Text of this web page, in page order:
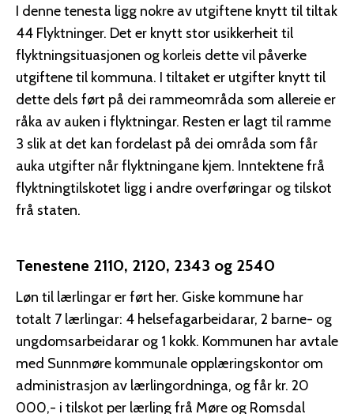
I denne tenesta ligg nokre av utgiftene knytt til tiltak
44 Flyktninger. Det er knytt stor usikkerheit til
flyktningsituasjonen og korleis dette vil påverke
utgiftene til kommuna. I tiltaket er utgifter knytt til
dette dels ført på dei rammeområda som allereie er
råka av auken i flyktningar. Resten er lagt til ramme
3 slik at det kan fordelast på dei områda som får
auka utgifter når flyktningane kjem. Inntektene frå
flyktningtilskotet ligg i andre overføringar og tilskot
frå staten.
Tenestene 2110, 2120, 2343 og 2540
Løn til lærlingar er ført her. Giske kommune har
totalt 7 lærlingar: 4 helsefagarbeidarar, 2 barne- og
ungdomsarbeidarar og 1 kokk. Kommunen har avtale
med Sunnmøre kommunale opplæringskontor om
administrasjon av lærlingordninga, og får kr. 20
000,- i tilskot per lærling frå Møre og Romsdal